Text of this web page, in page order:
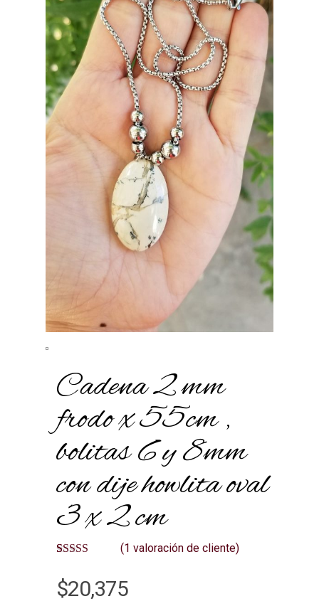
Cadena 2 mm
frodo x 55cm ,
bolitas 6 y 8mm
con dije howlita oval
3 x 2 cm
5.00
basado en
puntuación
(1 valoración de cliente)
$20,375